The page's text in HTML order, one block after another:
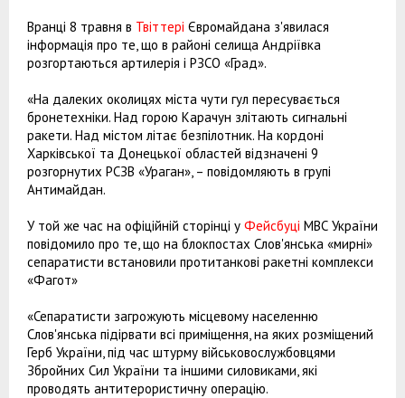
Вранці 8 травня в Твіттері Євромайдана з'явилася
інформація про те, що в районі селища Андріївка
розгортаються артилерія і РЗСО «Град».
«На далеких околицях міста чути гул пересувається
бронетехніки. Над горою Карачун злітають сигнальні
ракети. Над містом літає безпілотник. На кордоні
Харківської та Донецької областей відзначені 9
розгорнутих РСЗВ «Ураган», – повідомляють в групі
Антимайдан.
У той же час на офіційній сторінці у Фейсбуці МВС України
повідомило про те, що на блокпостах Слов'янська «мирні»
сепаратисти встановили протитанкові ракетні комплекси
«Фагот»
«Сепаратисти загрожують місцевому населенню
Слов'янська підірвати всі приміщення, на яких розміщений
Герб України, під час штурму військовослужбовцями
Збройних Сил України та іншими силовиками, які
проводять антитерористичну операцію.